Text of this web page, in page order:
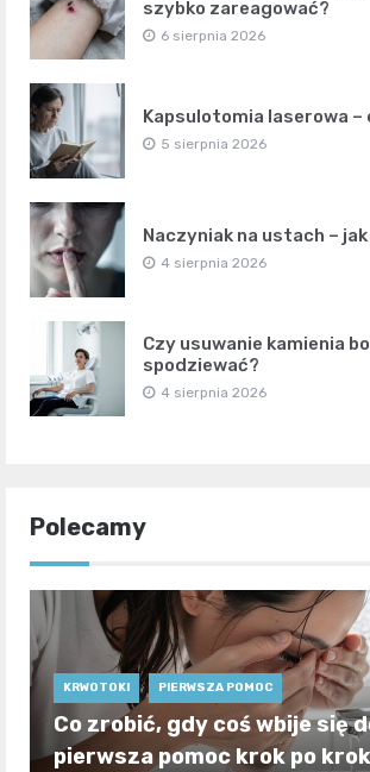
szybko zareagować?
6 sierpnia 2026
Kapsulotomia laserowa
5 sierpnia 2026
Naczyniak na ustach –
4 sierpnia 2026
Czy usuwanie kamienia
spodziewać?
4 sierpnia 2026
Polecamy
KRWOTOKI PIERWSZA POMOC
Co zrobić, gdy coś wbije się
pierwsza pomoc krok po